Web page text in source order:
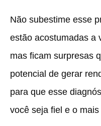
Não subestime esse
estão acostumadas a
mas ficam surpresas
potencial de gerar
para que esse
você seja fiel e o